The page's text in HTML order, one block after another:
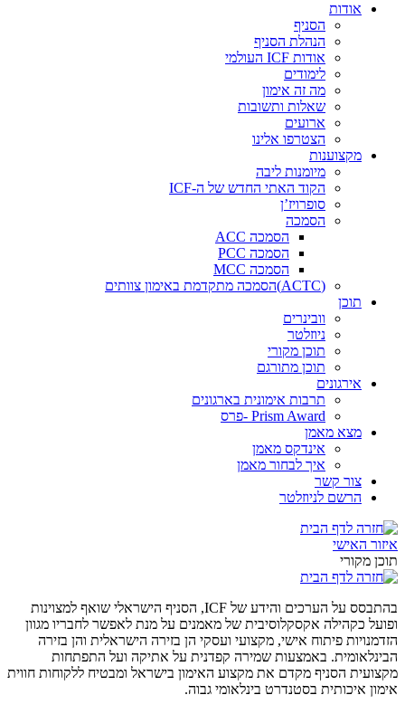
אודות
הסניף
הנהלת הסניף
אודות ICF העולמי
לימודים
מה זה אימון
שאלות ותשובות
ארועים
הצטרפו אלינו
מקצוענות
מיומנות ליבה
הקוד האתי החדש של ה-ICF
סופרויז’ן
הסמכה
הסמכה ACC
הסמכה PCC
הסמכה MCC
(ACTC)הסמכה מתקדמת באימון צוותים
תוכן
וובינרים
ניוזלטר
תוכן מקורי
תוכן מתורגם
אירגונים
תרבות אימונית בארגונים
Prism Award -פרס
מצא מאמן
אינדקס מאמן
איך לבחור מאמן
צור קשר
הרשם לניוזלטר
איזור האישי
תוכן מקורי
בהתבסס על הערכים והידע של ICF, הסניף הישראלי שואף למצוינות
ופועל כקהילה אקסקלוסיבית של מאמנים על מנת לאפשר לחבריו מגוון
הזדמנויות פיתוח אישי, מקצועי ועסקי הן בזירה הישראלית והן בזירה
הבינלאומית. באמצעות שמירה קפדנית על אתיקה ועל התפתחות
מקצועית הסניף מקדם את מקצוע האימון בישראל ומבטיח ללקוחות חווית
אימון איכותית בסטנדרט בינלאומי גבוה.